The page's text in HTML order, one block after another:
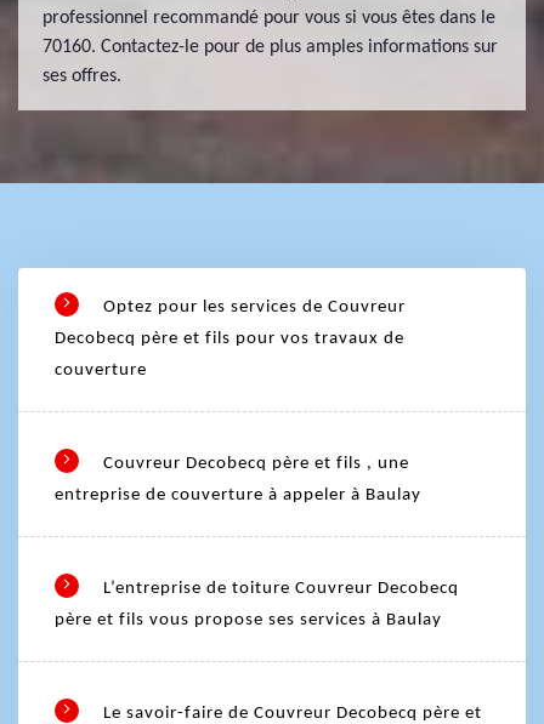
professionnel recommandé pour vous si vous êtes dans le
70160. Contactez-le pour de plus amples informations sur
ses offres.
Optez pour les services de Couvreur
Decobecq père et fils pour vos travaux de
couverture
Couvreur Decobecq père et fils , une
entreprise de couverture à appeler à Baulay
L’entreprise de toiture Couvreur Decobecq
père et fils vous propose ses services à Baulay
Le savoir-faire de Couvreur Decobecq père et